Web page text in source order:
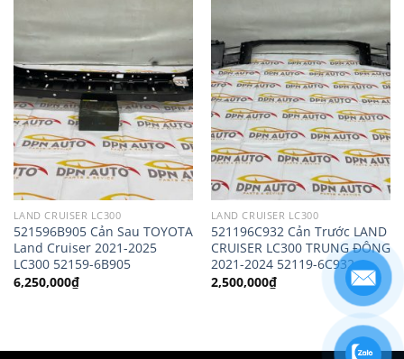
LAND CRUISER LC300
521596B905 Cản Sau TOYOTA
Land Cruiser 2021-2025
LC300 52159-6B905
6,250,000₫
LAND CRUISER LC300
521196C932 Cản Trước LAND
CRUISER LC300 TRUNG ĐÔNG
2021-2024 52119-6C932
2,500,000₫